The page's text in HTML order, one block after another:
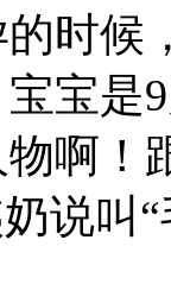
候
宝是
啊！
说叫